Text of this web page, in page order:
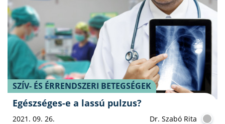
SZÍV- ÉS ÉRRENDSZERI BETEGSÉGEK
Egészséges-e a lassú pulzus?
2021. 09. 26. Dr. Szabó Rita